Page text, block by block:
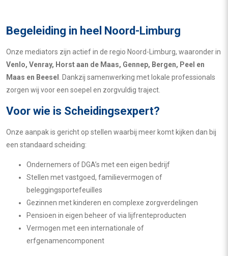
Begeleiding in heel Noord-Limburg
Onze mediators zijn actief in de regio Noord-Limburg, waaronder in
Venlo, Venray, Horst aan de Maas, Gennep, Bergen, Peel en
Maas en Beesel
. Dankzij samenwerking met lokale professionals
zorgen wij voor een soepel en zorgvuldig traject.
Voor wie is Scheidingsexpert?
Onze aanpak is gericht op stellen waarbij meer komt kijken dan bij
een standaard scheiding:
Ondernemers of DGA’s met een eigen bedrijf
Stellen met vastgoed, familievermogen of
beleggingsportefeuilles
Gezinnen met kinderen en complexe zorgverdelingen
Pensioen in eigen beheer of via lijfrenteproducten
Vermogen met een internationale of
erfgenamencomponent